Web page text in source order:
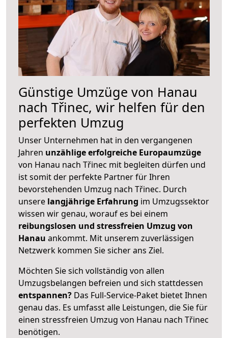
Günstige Umzüge von Hanau
nach Třinec, wir helfen für den
perfekten Umzug
Unser Unternehmen hat in den vergangenen
Jahren unzählige erfolgreiche Europaumzüge
von Hanau nach Třinec mit begleiten dürfen und
ist somit der perfekte Partner für Ihren
bevorstehenden Umzug nach Třinec. Durch
unsere langjährige Erfahrung im Umzugssektor
wissen wir genau, worauf es bei einem
reibungslosen und stressfreien Umzug von
Hanau ankommt. Mit unserem zuverlässigen
Netzwerk kommen Sie sicher ans Ziel.
Möchten Sie sich vollständig von allen
Umzugsbelangen befreien und sich stattdessen
entspannen? Das Full-Service-Paket bietet Ihnen
genau das. Es umfasst alle Leistungen, die Sie für
einen stressfreien Umzug von Hanau nach Třinec
benötigen.